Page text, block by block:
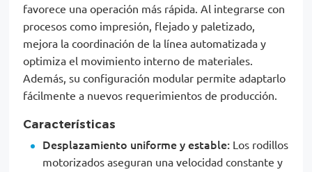
favorece una operación más rápida. Al integrarse con
procesos como impresión, flejado y paletizado,
mejora la coordinación de la línea automatizada y
optimiza el movimiento interno de materiales.
Además, su configuración modular permite adaptarlo
fácilmente a nuevos requerimientos de producción.
Características
Desplazamiento uniforme y estable:Los rodillos
motorizados aseguran una velocidad constante y